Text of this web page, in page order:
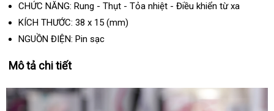
CHỨC NĂNG: Rung - Thụt - Tỏa nhiệt - Điều khiển từ xa
KÍCH THƯỚC: 38 x 15 (mm)
NGUỒN ĐIỆN: Pin sạc
Mô tả chi tiết